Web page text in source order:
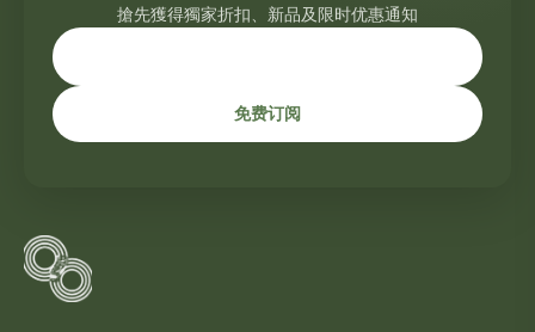
搶先獲得獨家折扣、新品及限时优惠通知
免费订阅